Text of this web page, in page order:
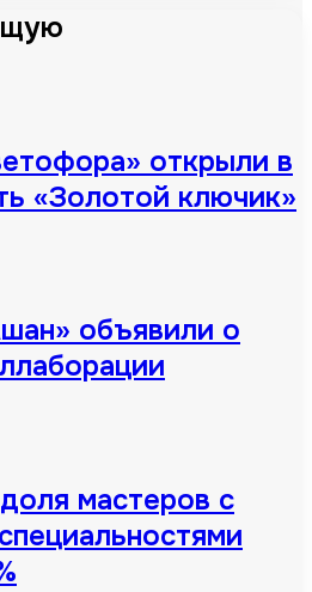
открыли в
«Золотой ключик»
объявили о
мастеров с